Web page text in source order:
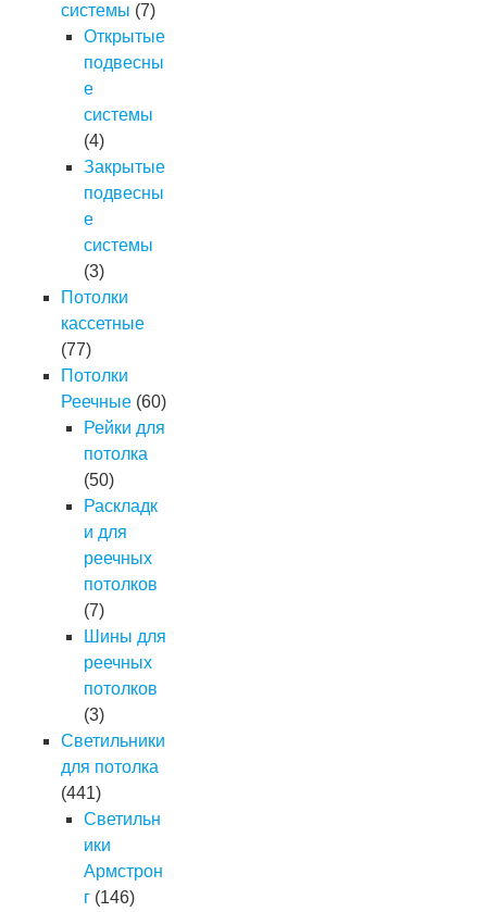
системы (7)
Открытые
подвесны
е
системы
(4)
Закрытые
подвесны
е
системы
(3)
Потолки
кассетные
(77)
Потолки
Реечные (60)
Рейки для
потолка
(50)
Раскладк
и для
реечных
потолков
(7)
Шины для
реечных
потолков
(3)
Светильники
для потолка
(441)
Светильн
ики
Армстрон
г (146)